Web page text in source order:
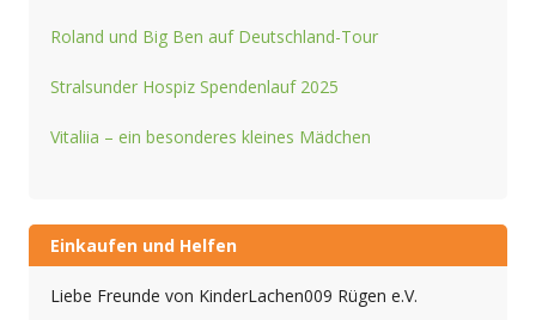
Roland und Big Ben auf Deutschland-Tour
Stralsunder Hospiz Spendenlauf 2025
Vitaliia – ein besonderes kleines Mädchen
Einkaufen und Helfen
Liebe Freunde von KinderLachen009 Rügen e.V.